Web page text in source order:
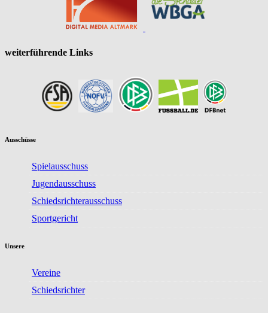
weiterführende Links
Ausschüsse
Spielausschuss
Jugendausschuss
Schiedsrichterausschuss
Sportgericht
Unsere
Vereine
Schiedsrichter